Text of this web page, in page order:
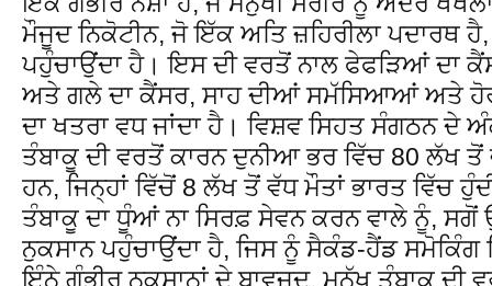
ਮੌਜੂਦ ਨਿਕੋਟੀਨ, ਜੋ ਇੱਕ ਅਤਿ ਜ਼ਹਿਰੀਲਾ ਪਦਾਰਥ
ਪਹੁੰਚਾਉਂਦਾ ਹੈ। ਇਸ ਦੀ ਵਰਤੋਂ ਨਾਲ ਫੇਫੜਿਆਂ ਦਾ
ਅਤੇ ਗਲੇ ਦਾ ਕੈਂਸਰ, ਸਾਹ ਦੀਆਂ ਸਮੱਸਿਆਆਂ ਅਤੇ ਹੋਰ
ਦਾ ਖਤਰਾ ਵਧ ਜਾਂਦਾ ਹੈ। ਵਿਸ਼ਵ ਸਿਹਤ ਸੰਗਠਨ ਦੇ
ਤੰਬਾਕੂ ਦੀ ਵਰਤੋਂ ਕਾਰਨ ਦੁਨੀਆ ਭਰ ਵਿੱਚ 80 ਲੱਖ
ਹਨ, ਜਿਨ੍ਹਾਂ ਵਿੱਚੋਂ 8 ਲੱਖ ਤੋਂ ਵੱਧ ਮੌਤਾਂ ਭਾਰਤ ਵਿੱਚ
ਤੰਬਾਕੂ ਦਾ ਧੂੰਆਂ ਨਾ ਸਿਰਫ਼ ਸੇਵਨ ਕਰਨ ਵਾਲੇ ਨੂੰ,
ਨੁਕਸਾਨ ਪਹੁੰਚਾਉਂਦਾ ਹੈ, ਜਿਸ ਨੂੰ ਸੈਕੰਡ-ਹੈਂਡ ਸਮੋਕਿੰਗ
ਇੰਨੇ ਗੰਭੀਰ ਨੁਕਸਾਨਾਂ ਦੇ ਬਾਵਜੂਦ, ਮਨੁੱਖ ਤੰਬਾਕੂ ਦੀ